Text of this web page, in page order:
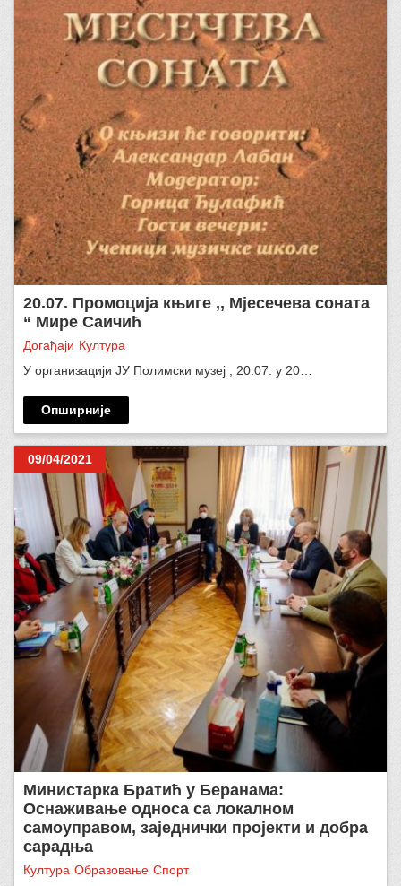
20.07. Промоција књиге ,, Мјесечева соната
“ Мире Саичић
Догађаји Култура
У организацији ЈУ Полимски музеј , 20.07. у 20…
Опширније
09/04/2021
Министарка Братић у Беранама:
Oснаживање односа са локалном
самоуправом, заједнички пројекти и добра
сарадња
Култура Образовање Спорт